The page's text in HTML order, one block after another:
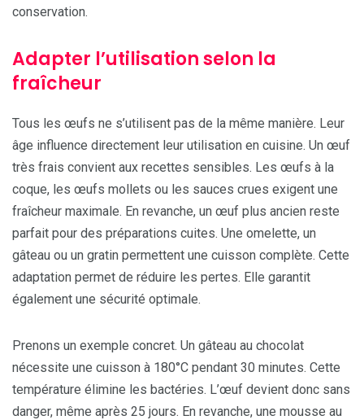
conservation.
Adapter l’utilisation selon la
fraîcheur
Tous les œufs ne s’utilisent pas de la même manière. Leur
âge influence directement leur utilisation en cuisine. Un œuf
très frais convient aux recettes sensibles. Les œufs à la
coque, les œufs mollets ou les sauces crues exigent une
fraîcheur maximale. En revanche, un œuf plus ancien reste
parfait pour des préparations cuites. Une omelette, un
gâteau ou un gratin permettent une cuisson complète. Cette
adaptation permet de réduire les pertes. Elle garantit
également une sécurité optimale.
Prenons un exemple concret. Un gâteau au chocolat
nécessite une cuisson à 180°C pendant 30 minutes. Cette
température élimine les bactéries. L’œuf devient donc sans
danger, même après 25 jours. En revanche, une mousse au